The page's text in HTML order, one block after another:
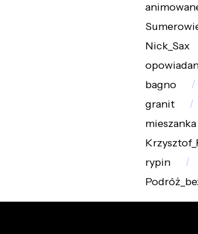
Nick_Sax
bagno
granit
mieszanka
rypin